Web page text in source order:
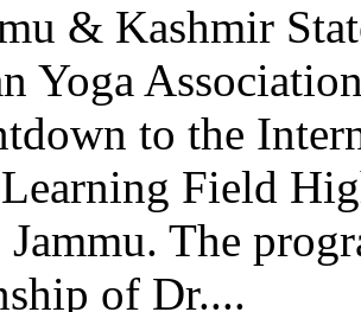
& Kashmir
Yoga
to the
Field
The
of Dr....